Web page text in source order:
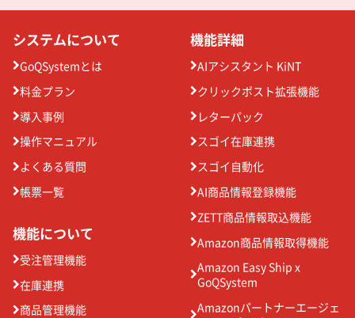
システムについて
GoQSystemとは
料金プラン
導入事例
操作マニュアル
よくある質問
帳票一覧
機能について
受注管理機能
在庫連携
商品管理機能
機能詳細
AIアシスタント KiNT
クリックポスト拡張機能
レターパック
スゴイ在庫連携
スゴイ自動化
AI商品情報登録機能
ZETT商品情報取込機能
Amazon商品情報取得機能
Amazon Easy Ship x
GoQSystem
Amazonパートナーエージェ